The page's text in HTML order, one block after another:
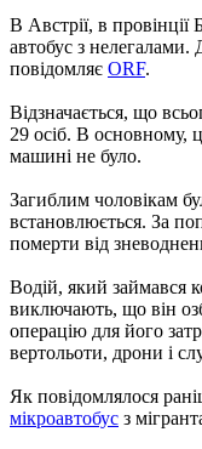
В Австрії, в
автобус з
повідомляє ORF.
Відзначається, що
29 осіб. В основному,
машині не було.
Загиблим чоловікам
встановлюється. За
померти від
Водій, який займався
виключають, що він
операцію для його
вертольоти, дрони і
Як повідомлялося
мікроавтобус з